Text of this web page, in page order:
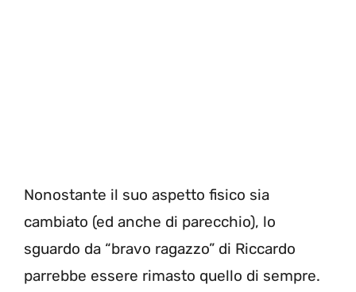
Nonostante il suo aspetto fisico sia
cambiato (ed anche di parecchio), lo
sguardo da “bravo ragazzo” di Riccardo
parrebbe essere rimasto quello di sempre.